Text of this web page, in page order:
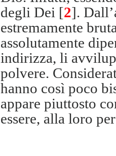
degli Dei [2].
estremamente
assolutamente
indirizza, li
polvere.
hanno così poco
appare piuttosto
essere, alla loro